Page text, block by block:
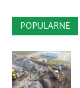
POPULARNE